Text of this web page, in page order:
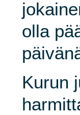
olla
Kurun